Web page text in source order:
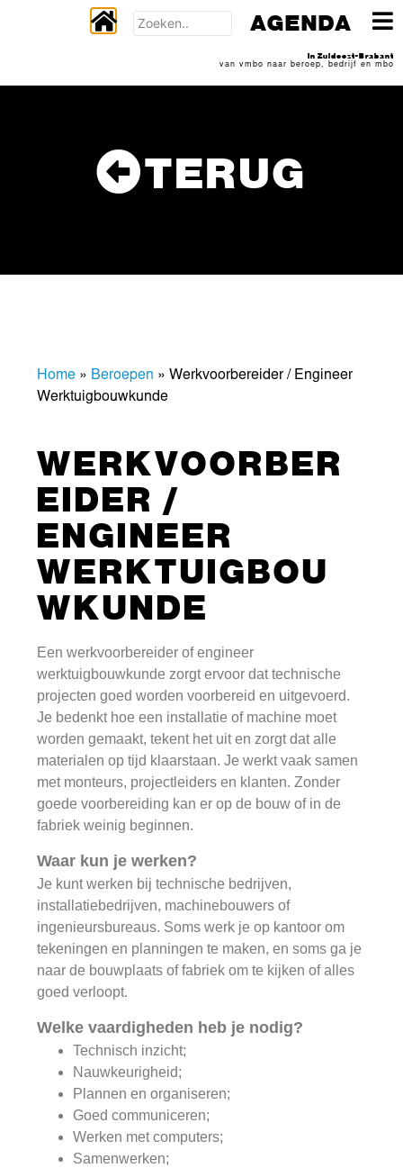
TERUG
Home » Beroepen »Werkvoorbereider / Engineer
Werktuigbouwkunde
WERKVOORBER
EIDER /
ENGINEER
WERKTUIGBOU
WKUNDE
Een werkvoorbereider of engineer
werktuigbouwkunde zorgt ervoor dat technische
projecten goed worden voorbereid en uitgevoerd.
Je bedenkt hoe een installatie of machine moet
worden gemaakt, tekent het uit en zorgt dat alle
materialen op tijd klaarstaan. Je werkt vaak samen
met monteurs, projectleiders en klanten. Zonder
goede voorbereiding kan er op de bouw of in de
fabriek weinig beginnen.
Waar kun je werken?
Je kunt werken bij technische bedrijven,
installatiebedrijven, machinebouwers of
ingenieursbureaus. Soms werk je op kantoor om
tekeningen en planningen te maken, en soms ga je
naar de bouwplaats of fabriek om te kijken of alles
goed verloopt.
Welke vaardigheden heb je nodig?
Technisch inzicht;
Nauwkeurigheid;
Plannen en organiseren;
Goed communiceren;
Werken met computers;
Samenwerken;
AGENDA
In Zuidoost-Brabant
van vmbo naar beroep, bedrijf en mbo